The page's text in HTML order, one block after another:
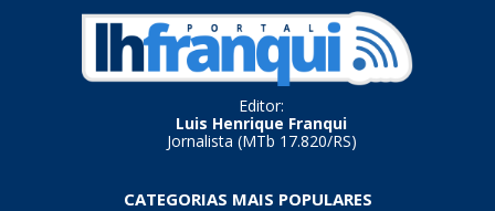
Editor:
Luis Henrique Franqui
Jornalista (MTb 17.820/RS)
CATEGORIAS MAIS POPULARES